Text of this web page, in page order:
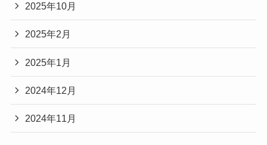
2025年10月
2025年2月
2025年1月
2024年12月
2024年11月